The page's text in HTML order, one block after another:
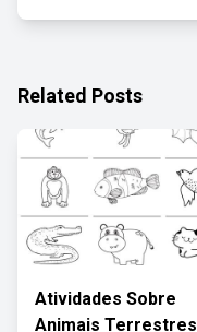
Related Posts
Atividades Sobre
Animais Terrestres